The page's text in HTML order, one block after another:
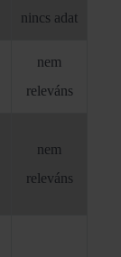
nincs adat
nem
releváns
nem
releváns